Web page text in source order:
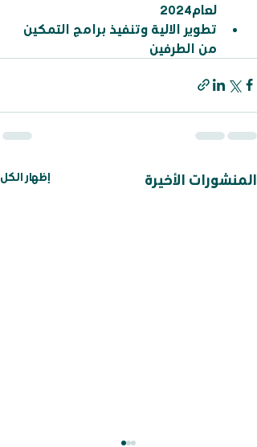
لعام2024
تطوير الالية وتنفيذ برامج التمكين
من الطرفين
المنشورات الأخيرة إظهار الكل